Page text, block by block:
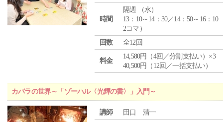
時間
隔週 （水）
13：10～14：30／14：50～16：10
2コマ）
回数
全12回
料金
14,580円（4回／分割支払い）×3
40,500円（12回／一括支払い）
カバラの世界～「ゾーハル〈光輝の書〉」入門～
講師 田口 清一